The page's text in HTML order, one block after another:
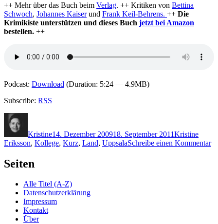
++ Mehr über das Buch beim Verlag. ++ Kritiken von Bettina
Schwoch, Johannes Kaiserund Frank Keil-Behrens. ++ Die
Krimikiste unterstützen und dieses Buch jetzt bei Amazon
bestellen. ++
Podcast: Download (Duration: 5:24 — 4.9MB)
Subscribe: RSS
Kristine14. Dezember 200918. September 2011Kristine
Eriksson, Kollege, Kurz, Land, UppsalaSchreibe einen Kommentarzu
Seiten
Alle Titel (A-Z)
Datenschutzerklärung
Impressum
Kontakt
Über